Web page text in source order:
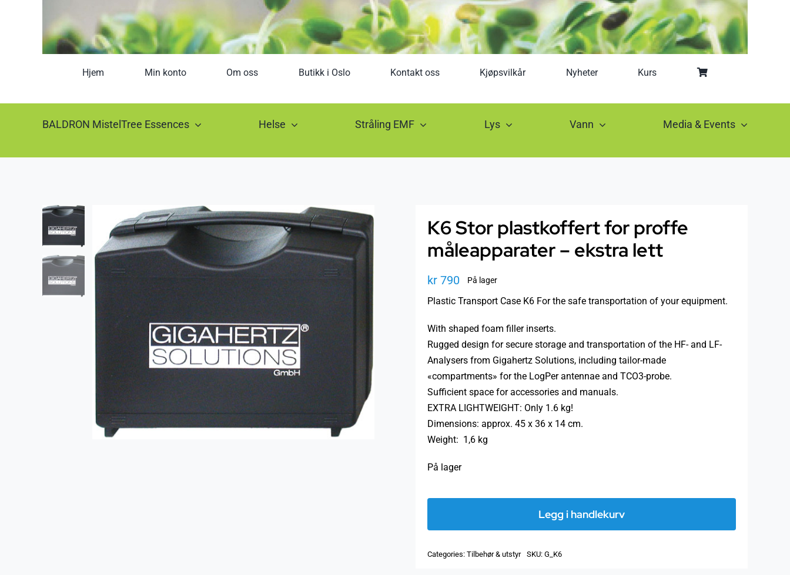
Hjem Min konto Om oss Butikk i Oslo Kontakt oss Kjøpsvilkår Nyheter Kurs
BALDRON MistelTree Essences Helse Stråling EMF Lys Vann Media & Events
K6 Stor plastkoffert for proffe
måleapparater – ekstra lett
kr 790 På lager
Plastic Transport Case K6 For the safe transportation of your equipment.
With shaped foam filler inserts.
Rugged design for secure storage and transportation of the HF- and LF-
Analysers from Gigahertz Solutions, including tailor-made
«compartments» for the LogPer antennae and TCO3-probe.
Sufficient space for accessories and manuals.
EXTRA LIGHTWEIGHT: Only 1.6 kg!
Dimensions: approx. 45 x 36 x 14 cm.
Weight: 1,6 kg
På lager
Stor
Legg i handlekurv
Categories: Tilbehør & utstyr SKU: G_K6